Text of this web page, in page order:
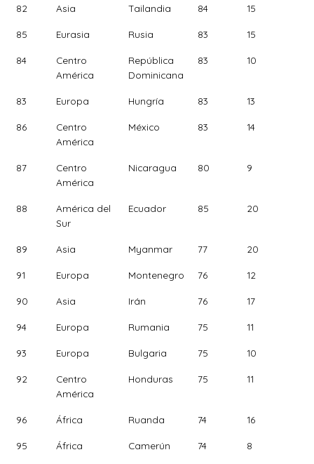
82 Asia Tailandia 84 15
85 Eurasia Rusia 83 15
84
Centro
América
República
Dominicana
83 10
83 Europa Hungría 83 13
86
Centro
América
México 83 14
87
Centro
América
Nicaragua 80 9
88
América del
Sur
Ecuador 85 20
89 Asia Myanmar 77 20
91 Europa Montenegro 76 12
90 Asia Irán 76 17
94 Europa Rumania 75 11
93 Europa Bulgaria 75 10
92
Centro
América
Honduras 75 11
96 África Ruanda 74 16
95 África Camerún 74 8